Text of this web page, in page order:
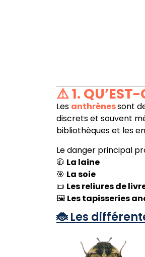
⚠️ 1.
Les anthrènessont
discrets et souvent
bibliothèques et les
Le danger principal
🧥 La laine
🎯 La soie
📜 Les reliures de
🖼️ Les tapisseries
🐞 Les